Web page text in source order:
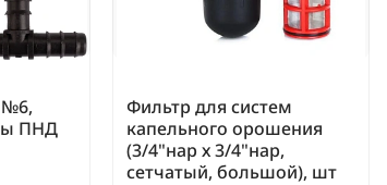
№6,
ПНД
Фильтр для систем
капельного орошения
(3/4"нар х 3/4"нар,
сетчатый, большой), шт